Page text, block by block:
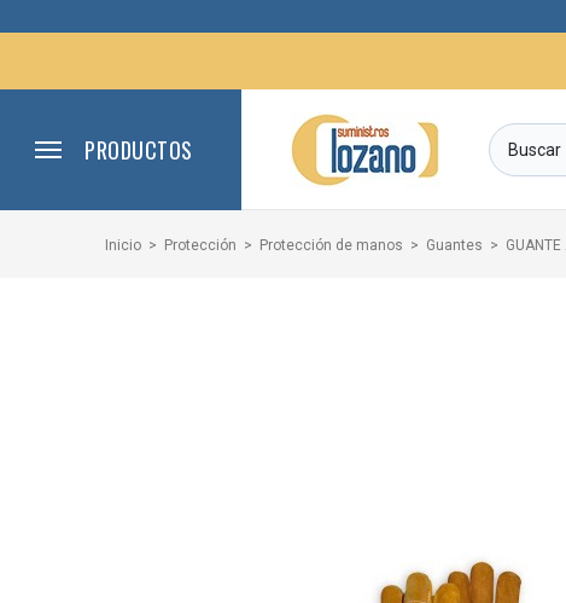
PRODUCTOS
Inicio Protección Protección de manos Guantes